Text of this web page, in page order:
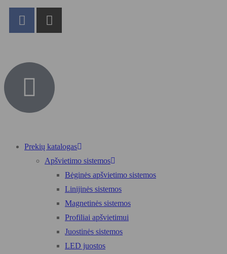
Prekių katalogas
Apšvietimo sistemos
Bėginės apšvietimo sistemos
Linijinės sistemos
Magnetinės sistemos
Profiliai apšvietimui
Juostinės sistemos
LED juostos